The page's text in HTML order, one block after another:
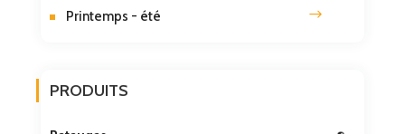
Printemps - été
PRODUITS